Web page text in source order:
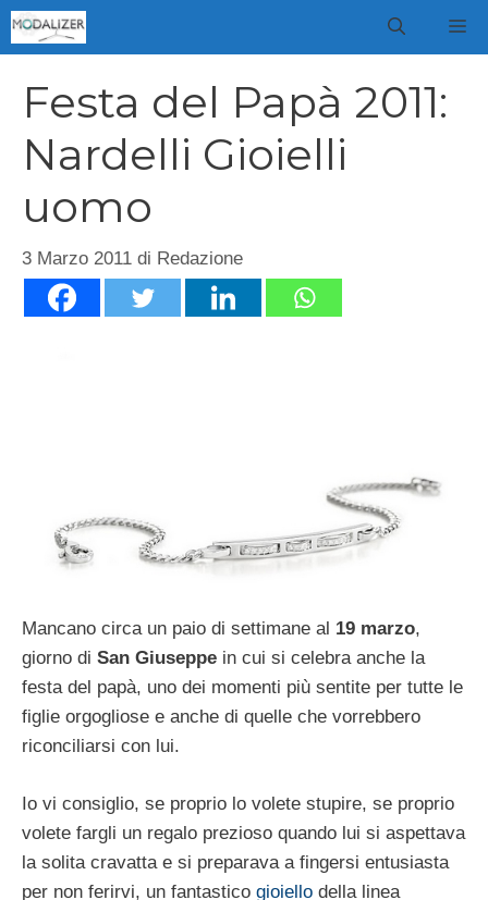
Vai
al
Festa del Papà 2011:
Nardelli Gioielli
uomo
3 Marzo 2011 di Redazione
Mancano circa un paio di settimane al 19 marzo,
giorno di San Giuseppe in cui si celebra anche la
festa del papà, uno dei momenti più sentite per tutte le
figlie orgogliose e anche di quelle che vorrebbero
riconciliarsi con lui.
Io vi consiglio, se proprio lo volete stupire, se proprio
volete fargli un regalo prezioso quando lui si aspettava
la solita cravatta e si preparava a fingersi entusiasta
per non ferirvi, un fantastico gioiello della linea